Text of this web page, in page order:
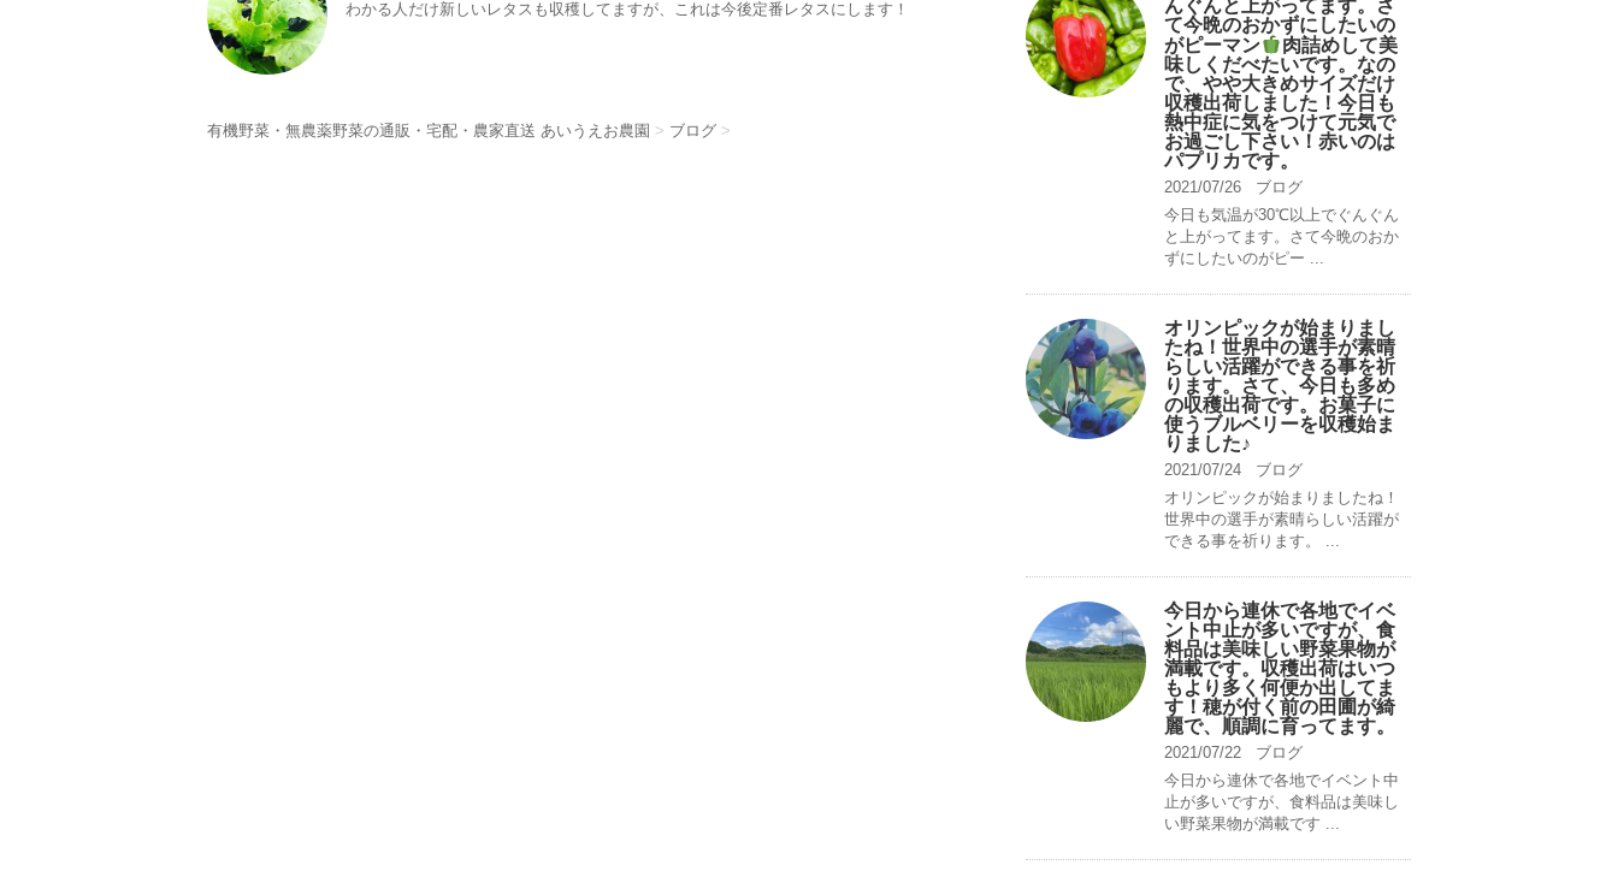
わかる人だけ新しいレタスも収穫してますが、これは今後定番レタスにします！
有機野菜・無農薬野菜の通販・宅配・農家直送 あいうえお農園 > ブログ >
んぐんと上がってます。さ
て今晩のおかずにしたいの
がピーマン
肉詰めして美
味しくだべたいです。なの
で、やや大きめサイズだけ
収穫出荷しました！今日も
熱中症に気をつけて元気で
お過ごし下さい！赤いのは
パプリカです。
2021/07/26
ブログ
今日も気温が30℃以上でぐんぐん
と上がってます。さて今晩のおか
ずにしたいのがピー ...
オリンピックが始まりまし
たね！世界中の選手が素晴
らしい活躍ができる事を祈
ります。さて、今日も多め
の収穫出荷です。お菓子に
使うブルベリーを収穫始ま
りました♪
2021/07/24
ブログ
オリンピックが始まりましたね！
世界中の選手が素晴らしい活躍が
できる事を祈ります。 ...
今日から連休で各地でイベ
ント中止が多いですが、食
料品は美味しい野菜果物が
満載です。収穫出荷はいつ
もより多く何便か出してま
す！穂が付く前の田圃が綺
麗で、順調に育ってます。
2021/07/22
ブログ
今日から連休で各地でイベント中
止が多いですが、食料品は美味し
い野菜果物が満載です ...